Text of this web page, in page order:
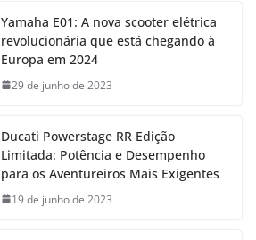
Yamaha E01: A nova scooter elétrica
revolucionária que está chegando à
Europa em 2024
29 de junho de 2023
Ducati Powerstage RR Edição
Limitada: Potência e Desempenho
para os Aventureiros Mais Exigentes
19 de junho de 2023